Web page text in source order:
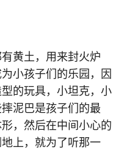
黄土，用来封火炉
小孩子们的乐园，因
的玩具，小坦克，小
泥巴是孩子们的最
，然后在中间小心的
上，就为了听那一